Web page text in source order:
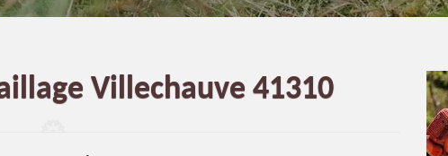
Villechauve 41310